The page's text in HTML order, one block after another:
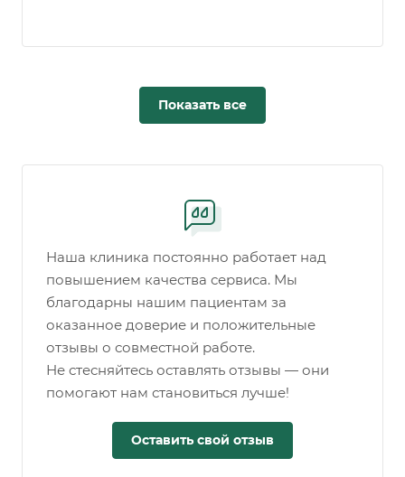
Показать все
Наша клиника постоянно работает над
повышением качества сервиса. Мы
благодарны нашим пациентам за
оказанное доверие и положительные
отзывы о совместной работе.
Не стесняйтесь оставлять отзывы — они
помогают нам становиться лучше!
Оставить свой отзыв